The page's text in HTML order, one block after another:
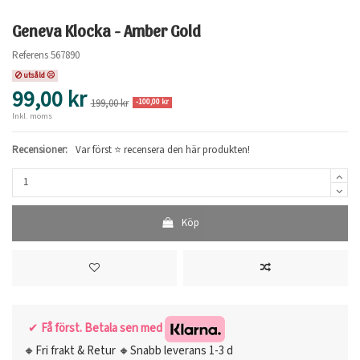
Geneva Klocka - Amber Gold
Referens567890
utsåld ☹
99,00 kr 199,00 kr -100,00 kr
Inkl. moms
Recensioner: Var först ⭐ recensera den här produkten!
Köp
✔ Få först. Betala sen med
🔸Fri frakt & Retur 🔸Snabb leverans 1-3 d